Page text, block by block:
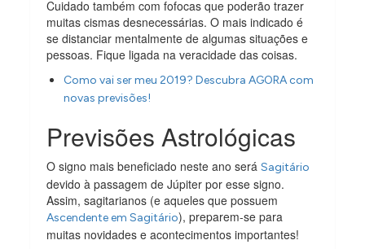
Cuidado também com fofocas que poderão trazer
muitas cismas desnecessárias. O mais indicado é
se distanciar mentalmente de algumas situações e
pessoas. Fique ligada na veracidade das coisas.
Como vai ser meu 2019? Descubra AGORA com
novas previsões!
Previsões Astrológicas
O signo mais beneficiado neste ano seráSagitário
devido à passagem de Júpiter por esse signo.
Assim, sagitarianos (e aqueles que possuem
Ascendente em Sagitário), preparem-se para
muitas novidades e acontecimentos importantes!